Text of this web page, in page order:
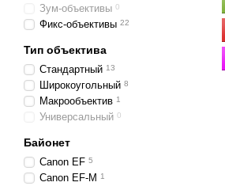
Зум-объективы 0
Фикс-объективы 22
Тип объектива
Стандартный 13
Широкоугольный 8
Макрообъектив 1
Универсальный 0
Байонет
Canon EF 5
Canon EF-M 1